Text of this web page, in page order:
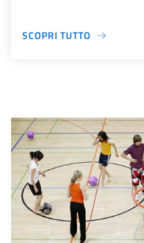
SCOPRI TUTTO